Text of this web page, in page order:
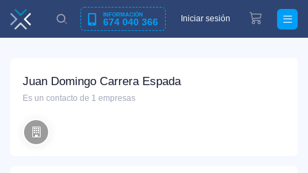
INFORMACIÓN
674 040 366 Iniciar sesión
Juan Domingo Carrera Espada
Es un contacto de 1 empresas